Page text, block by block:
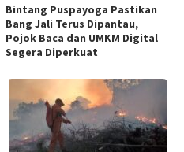
Bintang Puspayoga Pastikan
Bang Jali Terus Dipantau,
Pojok Baca dan UMKM Digital
Segera Diperkuat